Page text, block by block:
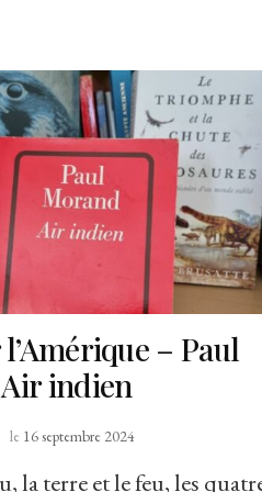
– Paul
indien
le 16 septembre 2024
la terre et le feu, les